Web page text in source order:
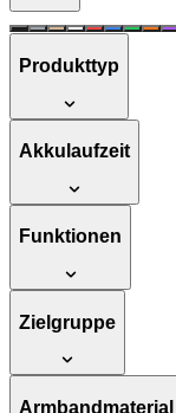
Produkttyp
Akkulaufzeit
Funktionen
Zielgruppe
Armbandmaterial